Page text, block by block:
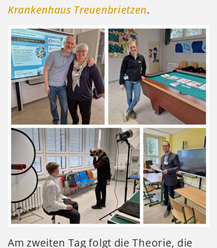
Krankenhaus Treuenbrietzen.
Am zweiten Tag folgt die Theorie, die